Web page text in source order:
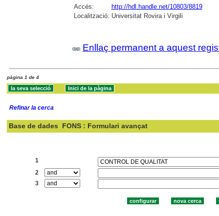
Accés:
http://hdl.handle.net/10803/8819
Localització: Universitat Rovira i Virgili
Enllaç permanent a aquest
pàgina 1 de 4
Refinar la cerca
Base de dades FONS : Formulari avançat
1
2
3